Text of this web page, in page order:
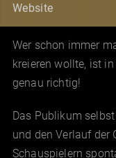
Website
Wer schon immer
kreieren wollte, ist
genau richtig!
Das Publikum
und den Verlauf der
Schauspielern